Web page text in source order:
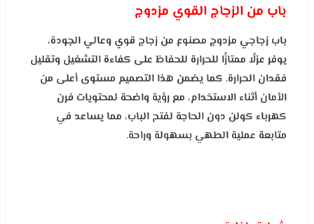
باب من الزجاج القوي مزدوج
باب زجاجي مزدوج مصنوع من زجاج قوي وعالي الجودة،
يوفر عزلًا ممتازًا للحرارة للحفاظ على كفاءة التشغيل وتقليل
فقدان الحرارة. كما يضمن هذا التصميم مستوى أعلى من
الأمان أثناء الاستخدام، مع رؤية واضحة لمحتويات فرن
كهرباء كولن دون الحاجة لفتح الباب، مما يساعد في
متابعة عملية الطهي بسهولة وراحة.